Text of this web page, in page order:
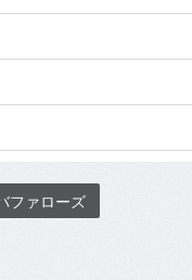
ファローズ